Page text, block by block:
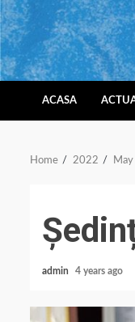
Skip
to
content
ACASA
Home 2022 May
admin 4 years ago